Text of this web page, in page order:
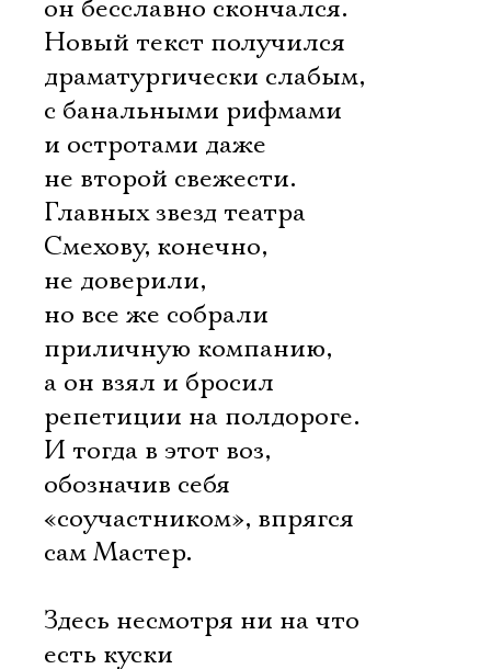
он бесславно скончался.
Новый текст получился
драматургически слабым,
с банальными рифмами
и остротами даже
не второй свежести.
Главных звезд театра
Смехову, конечно,
не доверили,
но все же собрали
приличную компанию,
а он взял и бросил
репетиции на полдороге.
И тогда в этот воз,
обозначив себя
«соучастником», впрягся
сам Мастер.
Здесь несмотря ни на что
есть куски